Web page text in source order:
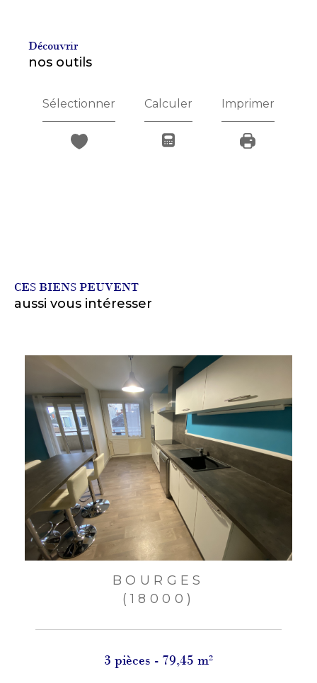
découvrir
nos outils
Sélectionner Calculer Imprimer
CES BIENS PEUVENT
aussi vous intéresser
BOURGES
(18000)
3 pièces - 79,45 m²